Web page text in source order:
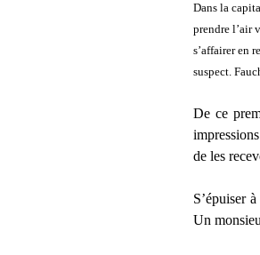
Dans la
prendre l’air
s’affairer en
suspect.
De ce
de les
S’épuiser
Un